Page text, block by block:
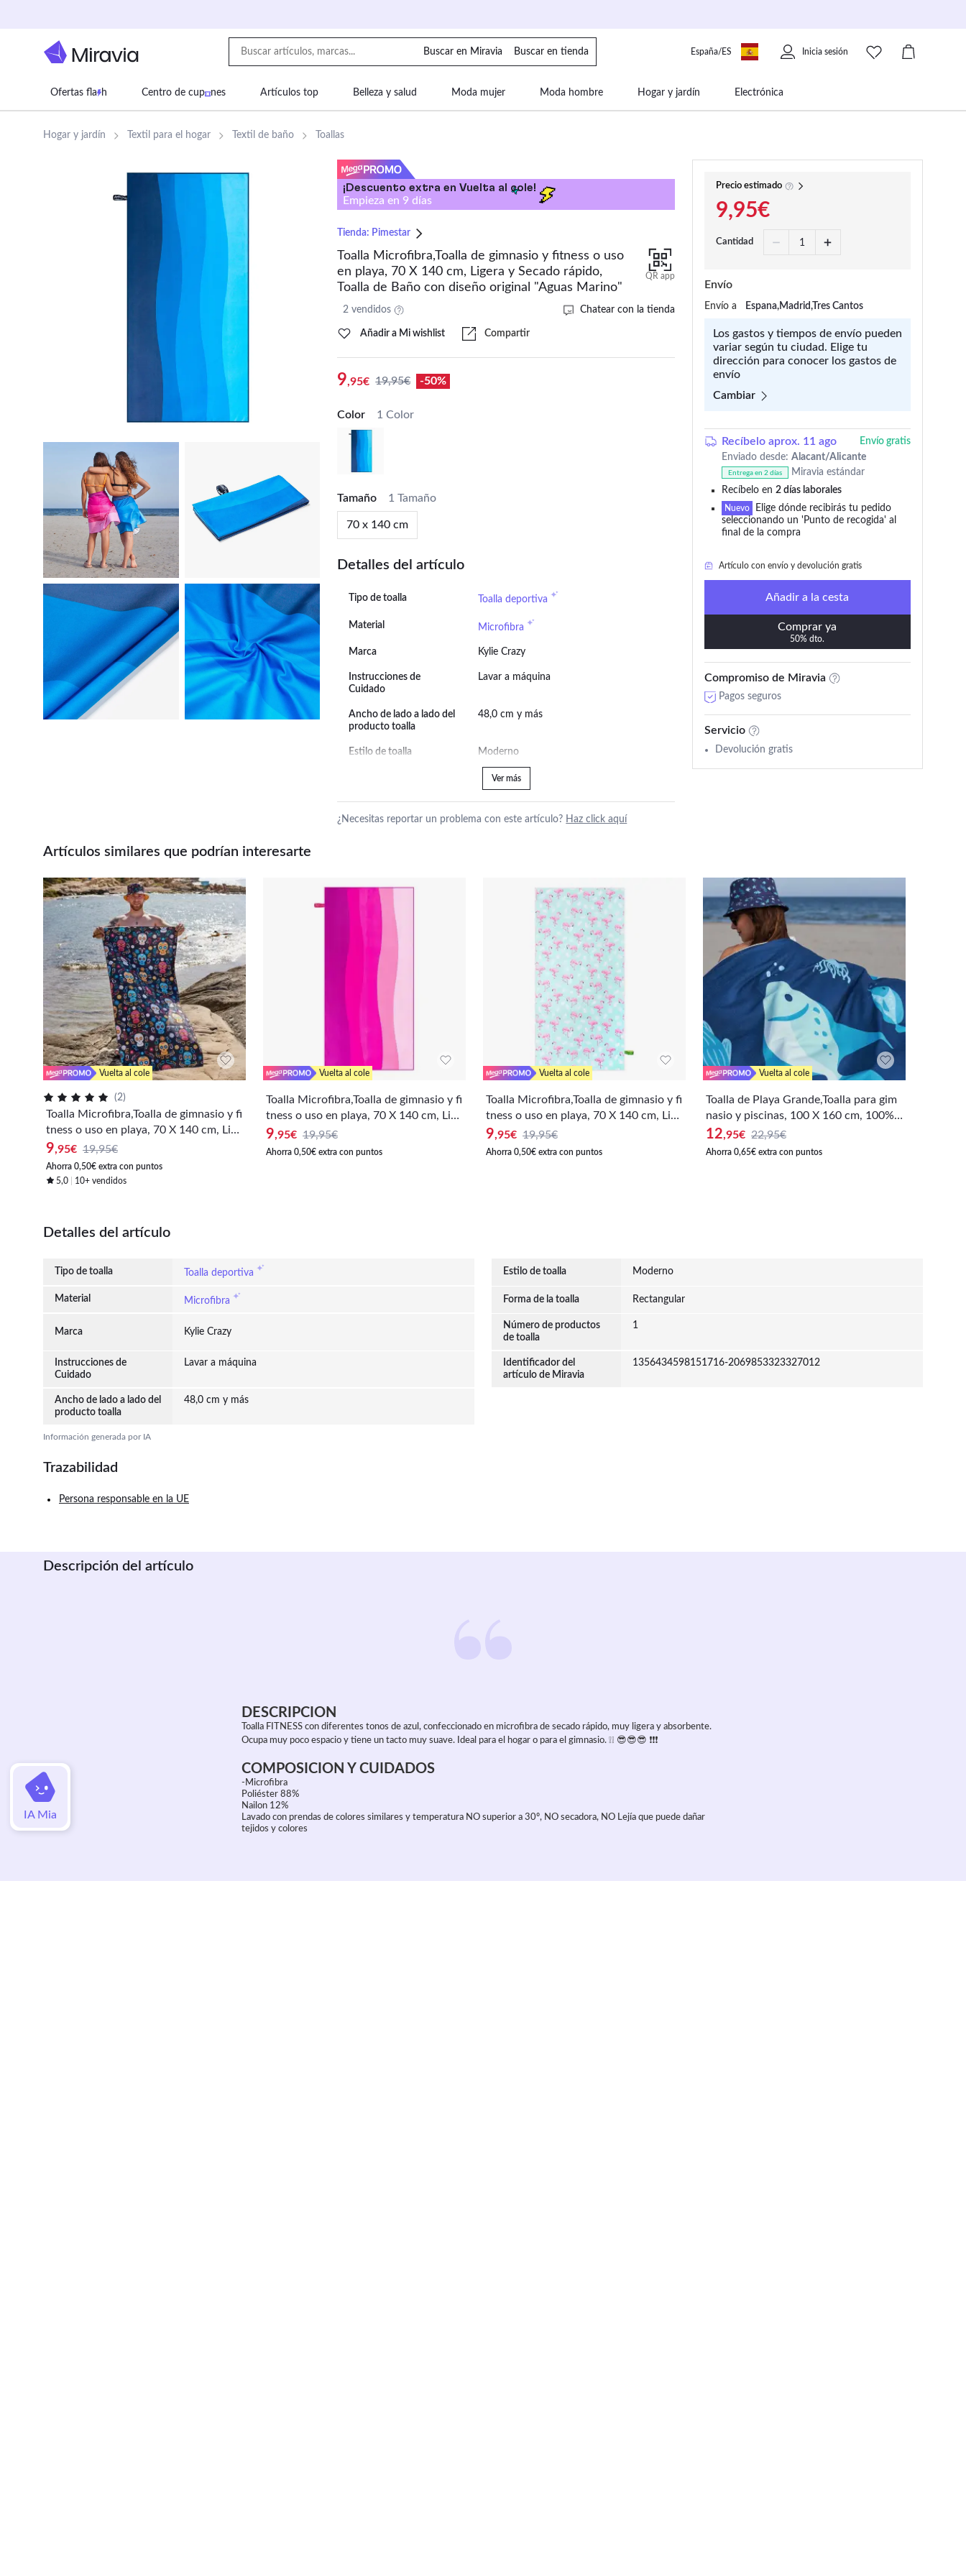
Buscar en Miravia Buscar en tienda España/ES Inicia sesión
Ofertas fla h Centro de cup nes Artículos top Belleza y salud Moda mujer Moda hombre Hogar y jardín Electrónica
Supermercado Juguetes Deportes Equipaje
Hogar y jardín Textil para el hogar Textil de baño Toallas
IA Mia
¡Descuento extra en Vuelta al cole!
Empieza en 9 días
Tienda: Pimestar
Toalla Microfibra,Toalla de gimnasio y fitness o uso
en playa, 70 X 140 cm, Ligera y Secado rápido,
Toalla de Baño con diseño original "Aguas Marino"
QR app
2 vendidos Chatear con la tienda
Añadir a Mi wishlist Compartir
9,95€ 19,95€ -50%
Color 1 Color
Tamaño 1 Tamaño
70 x 140 cm
Detalles del artículo
Tipo de toalla Toalla deportiva
Material Microfibra
Marca Kylie Crazy
Instrucciones de
Cuidado
Lavar a máquina
Ancho de lado a lado del
producto toalla
48,0 cm y más
Estilo de toalla Moderno
Ver más
¿Necesitas reportar un problema con este artículo? Haz click aquí
Precio estimado
9,95€
Cantidad
Envío
Envío a Espana,Madrid,Tres Cantos
Los gastos y tiempos de envío pueden
variar según tu ciudad. Elige tu
dirección para conocer los gastos de
envío
Cambiar
Recíbelo aprox. 11 ago
Envío gratis
Enviado desde: Alacant/Alicante
Entrega en 2 días
Miravia estándar
Recíbelo en 2 días laborales
Nuevo
Elige dónde recibirás tu pedido
seleccionando un 'Punto de recogida' al
final de la compra
Artículo con envío y devolución gratis
Soloquedan 9en stock
Artículo con envío y devolución gratis
Añadir a la cesta
Comprar ya
50% dto.
Compromiso de Miravia
Pagos seguros
Servicio
Devolución gratis
Artículos similares que podrían interesarte
Vuelta al cole
(2)
Toalla Microfibra,Toalla de gimnasio y fi
tness o uso en playa, 70 X 140 cm, Lige
ra y Secado rápido, Toalla de Baño con
diseño original "Catrinas"
9,95€ 19,95€
Ahorra 0,50€ extra con puntos
5,0
10+ vendidos
Vuelta al cole
Toalla Microfibra,Toalla de gimnasio y fi
tness o uso en playa, 70 X 140 cm, Lige
ra y Secado rápido, Toalla de Baño con
diseño original "Aguas rojo"
9,95€ 19,95€
Ahorra 0,50€ extra con puntos
Vuelta al cole
Toalla Microfibra,Toalla de gimnasio y fi
tness o uso en playa, 70 X 140 cm, Lige
ra y Secado rápido, Toalla de Baño con
diseño original "Flamencos"
9,95€ 19,95€
Ahorra 0,50€ extra con puntos
Vuelta al cole
Toalla de Playa Grande,Toalla para gim
nasio y piscinas, 100 X 160 cm, 100%
Poliéster, Ultra-ligera y Secado rápido,
Toalla de Camping con diseño original
12,95€ 22,95€
Ahorra 0,65€ extra con puntos
Detalles del artículo
Tipo de toalla Toalla deportiva Estilo de toalla Moderno
Material Microfibra Forma de la toalla Rectangular
Marca Kylie Crazy
Número de productos
de toalla
1
Instrucciones de
Cuidado
Lavar a máquina
Identificador del
artículo de Miravia
1356434598151716-2069853323327012
Ancho de lado a lado del
producto toalla
48,0 cm y más
Información generada por IA
Trazabilidad
Persona responsable en la UE
Descripción del artículo
DESCRIPCION
Toalla FITNESS con diferentes tonos de azul, confeccionado en microfibra de secado rápido, muy ligera y absorbente.
Ocupa muy poco espacio y tiene un tacto muy suave. Ideal para el hogar o para el gimnasio. ❕❕ 😎😎😎 ❗❗❗
COMPOSICION Y CUIDADOS
-Microfibra
Poliéster 88%
Nailon 12%
Lavado con prendas de colores similares y temperatura NO superior a 30º, NO secadora, NO Lejía que puede dañar
tejidos y colores